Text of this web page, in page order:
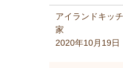
アイランドキッ
家
2020年10月19日